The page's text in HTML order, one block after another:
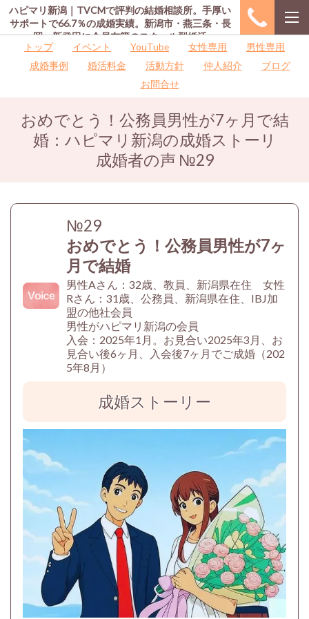
ハピマリ新潟｜TVCMで評判の結婚相談所。手厚い
サポートで66.7％の成婚実績。新潟市・燕三条・長
岡・新発田に会員在籍のスクール型婚活
トップ イベント YouTube 女性専用
男性専用
成婚事例
婚活料金 活動方針 仲人紹介
ブログ
お問合せ
おめでとう！公務員男性が7ヶ月で結
婚：ハピマリ新潟の成婚ストーリ
成婚者の声 №29
№29
おめでとう！公務員男性が7ヶ
月で結婚
男性Aさん：32歳、教員、新潟県在住 女性
Rさん：31歳、公務員、新潟県在住、IBJ加
盟の他社会員
男性がハピマリ新潟の会員
入会：2025年1月。お見合い2025年3月、お
見合い後6ヶ月、入会後7ヶ月でご成婚（202
5年8月）
成婚ストーリー